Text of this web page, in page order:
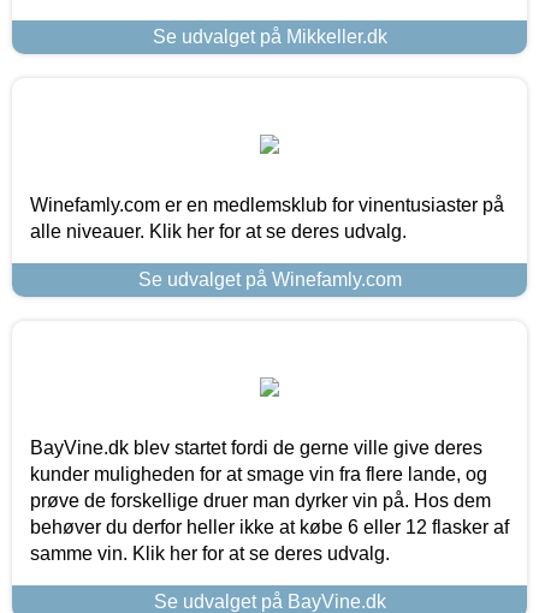
Se udvalget på Mikkeller.dk
Winefamly.com er en medlemsklub for vinentusiaster på
alle niveauer. Klik her for at se deres udvalg.
Se udvalget på Winefamly.com
BayVine.dk blev startet fordi de gerne ville give deres
kunder muligheden for at smage vin fra flere lande, og
prøve de forskellige druer man dyrker vin på. Hos dem
behøver du derfor heller ikke at købe 6 eller 12 flasker af
samme vin. Klik her for at se deres udvalg.
Se udvalget på BayVine.dk